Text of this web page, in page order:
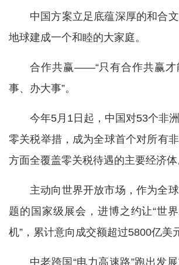
中国方案立足底蕴深厚的和合
地球建成一个和睦的大家庭。
合作共赢——“只有合作共赢才
事、办大事”。
今年5月1日起，中国对53个非
零关税举措，成为全球首个对所有
方面全覆盖零关税待遇的主要经济体
主动向世界开放市场，作为全
题的国家级展会，进博之约让“世
机”，累计意向成交额超过5800亿美
中老跨国“电力高速路”跑出发